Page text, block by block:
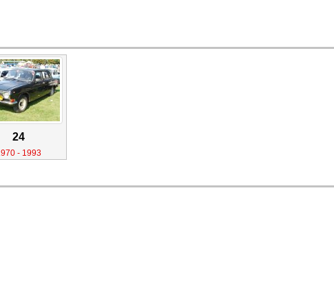
24
- 1993